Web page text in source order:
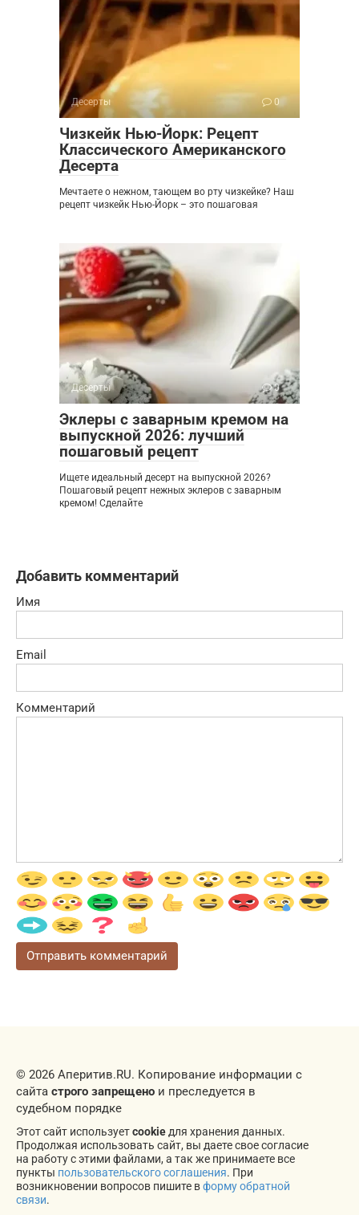
Десерты 0
Чизкейк Нью-Йорк: Рецепт
Классического Американского
Десерта
Мечтаете о нежном, тающем во рту чизкейке? Наш
рецепт чизкейк Нью-Йорк – это пошаговая
Десерты 0
Эклеры с заварным кремом на
выпускной 2026: лучший
пошаговый рецепт
Ищете идеальный десерт на выпускной 2026?
Пошаговый рецепт нежных эклеров с заварным
кремом! Сделайте
Добавить комментарий
Имя
Email
Комментарий
© 2026 Аперитив.RU. Копирование информации с
сайта строго запрещено и преследуется в
судебном порядке
Этот сайт используетcookieдля хранения данных.
Продолжая использовать сайт, вы даете свое согласие
на работу с этими файлами, а так же принимаете все
пункты пользовательского соглашения. При
возникновении вопросов пишите вформу обратной
связи.